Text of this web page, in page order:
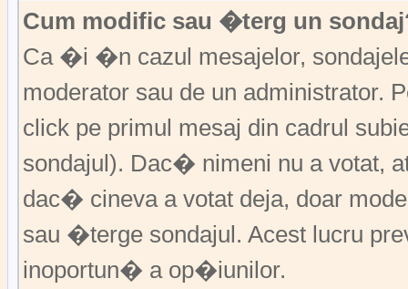
Cum modific sau �terg un
Ca �i �n cazul mesajelor,
moderator sau de un administrator.
click pe primul mesaj din cadrul
sondajul). Dac� nimeni nu a
dac� cineva a votat deja, doar
sau �terge sondajul. Acest lucru
inoportun� a op�iunilor.